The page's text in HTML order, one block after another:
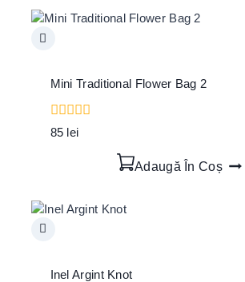
Mini Traditional Flower Bag 2
0
85 lei
Adaugă În Coș
Inel Argint Knot